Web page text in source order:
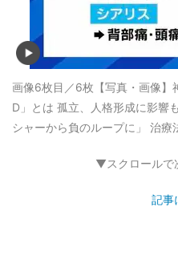
画像6枚目／6枚 【写真・画像
D」とは 孤立、人格形成に影響
シャーから負のループに」 治
▼スクロールで
記事